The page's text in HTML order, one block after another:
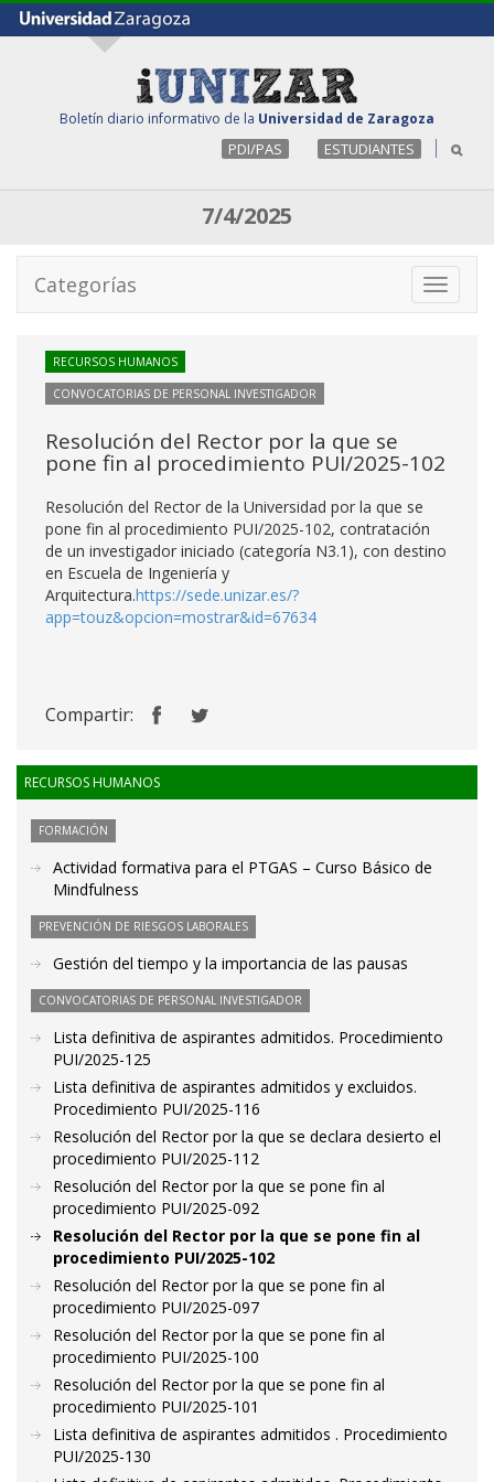
Boletín diario informativo de la Universidad de Zaragoza
PDI/PAS ESTUDIANTES
7/4/2025
Toggle
Categorías
RECURSOS HUMANOS
CONVOCATORIAS DE PERSONAL INVESTIGADOR
Resolución del Rector por la que se
pone fin al procedimiento PUI/2025-102
Resolución del Rector de la Universidad por la que se
pone fin al procedimiento PUI/2025-102, contratación
de un investigador iniciado (categoría N3.1), con destino
en Escuela de Ingeniería y
Arquitectura.https://sede.unizar.es/?
app=touz&opcion=mostrar&id=67634
Compartir:
RECURSOS HUMANOS
FORMACIÓN
Actividad formativa para el PTGAS – Curso Básico de
Mindfulness
PREVENCIÓN DE RIESGOS LABORALES
Gestión del tiempo y la importancia de las pausas
CONVOCATORIAS DE PERSONAL INVESTIGADOR
Lista definitiva de aspirantes admitidos. Procedimiento
PUI/2025-125
Lista definitiva de aspirantes admitidos y excluidos.
Procedimiento PUI/2025-116
Resolución del Rector por la que se declara desierto el
procedimiento PUI/2025-112
Resolución del Rector por la que se pone fin al
procedimiento PUI/2025-092
Resolución del Rector por la que se pone fin al
procedimiento PUI/2025-102
Resolución del Rector por la que se pone fin al
procedimiento PUI/2025-097
Resolución del Rector por la que se pone fin al
procedimiento PUI/2025-100
Resolución del Rector por la que se pone fin al
procedimiento PUI/2025-101
Lista definitiva de aspirantes admitidos . Procedimiento
PUI/2025-130